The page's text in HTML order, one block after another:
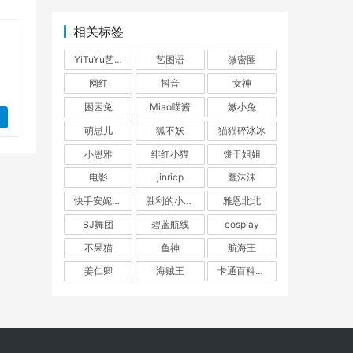
相关标签
YiTuYu艺图语 艺图语
微密圈
网红
抖音
女神
困困兔
Miao喵酱
嫩小兔
萌崽儿
狐不妖
猫猫碎冰冰
小恩雅
绯红小猫
饼干姐姐
电影
jinricp
蠢沫沫
快手安妮朵朵
胜利的小生活
雅恩北北
BJ舞团
碧蓝航线
cosplay
不呆猫
鱼神
航海王
姜仁卿
海贼王 卡通百科老王